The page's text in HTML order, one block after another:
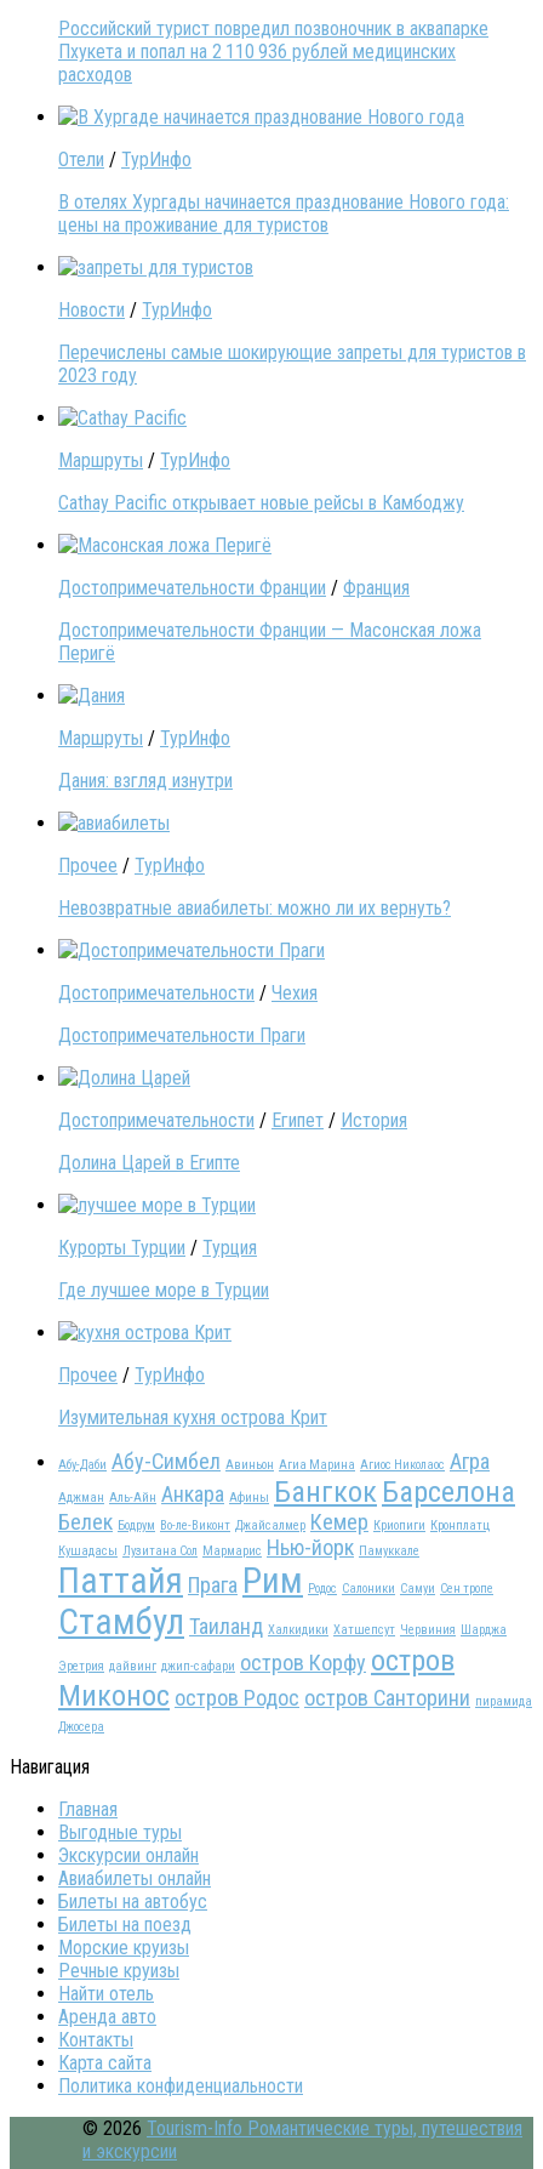
Российский турист повредил позвоночник в аквапарке
Пхукета и попал на 2 110 936 рублей медицинских
расходов
Отели / ТурИнфо
В отелях Хургады начинается празднование Нового года:
цены на проживание для туристов
Новости / ТурИнфо
Перечислены самые шокирующие запреты для туристов в
2023 году
Маршруты / ТурИнфо
Cathay Pacific открывает новые рейсы в Камбоджу
Достопримечательности Франции / Франция
Достопримечательности Франции — Масонская ложа
Перигё
Маршруты / ТурИнфо
Дания: взгляд изнутри
Прочее / ТурИнфо
Невозвратные авиабилеты: можно ли их вернуть?
Достопримечательности / Чехия
Достопримечательности Праги
Достопримечательности / Египет / История
Долина Царей в Египте
Курорты Турции / Турция
Где лучшее море в Турции
Прочее / ТурИнфо
Изумительная кухня острова Крит
Абу-Даби Абу-Симбел Авиньон Агиа Марина Агиос Николаос Агра
Аджман Аль-Айн Анкара Афины Бангкок Барселона
Белек Бодрум Во-ле-Виконт Джайсалмер Кемер Криопиги Кронплатц
Кушадасы Лузитана Сол Мармарис Нью-йорк Памуккале
Паттайя Прага Рим Родос Салоники Самуи Сен тропе
Стамбул Таиланд Халкидики Хатшепсут Червиния Шарджа
Эретрия дайвинг джип-сафари остров Корфу остров
Миконос остров Родос остров Санторини пирамида
Джосера
Навигация
Главная
Выгодные туры
Экскурсии онлайн
Авиабилеты онлайн
Билеты на автобус
Билеты на поезд
Морские круизы
Речные круизы
Найти отель
Аренда авто
Контакты
Карта сайта
Политика конфиденциальности
© 2026 Tourism-Info Романтические туры, путешествия
и экскурсии